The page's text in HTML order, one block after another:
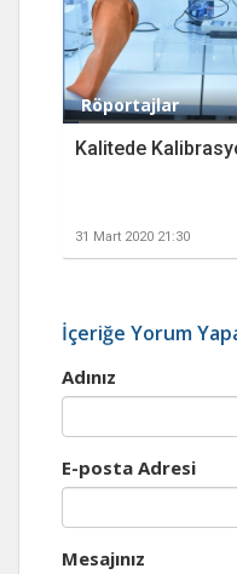
Röportajlar
Kalitede
31 Mart 2020 21:30
İçeriğe Yorum
Adınız
E-posta Adresi
Mesajınız